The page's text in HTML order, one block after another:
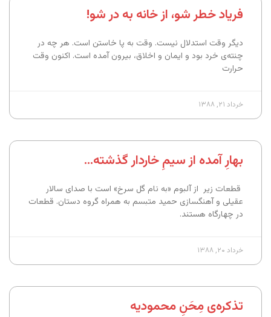
فریاد خطر شو، از خانه به در شو!
دیگر وقت استدلال نیست. وقت به پا خاستن است. هر چه در
چنته‌ی خرد بود و ایمان و اخلاق، بیرون آمده است. اکنون وقت
حرارت
خرداد ۲۱, ۱۳۸۸
بهارِ آمده از سیمِ خاردار گذشته…
قطعات زیر از آلبوم «به نام گل سرخ» است با صدای سالار
عقیلی و آهنگسازی حمید متبسم به همراه گروه دستان. قطعات
در چهارگاه هستند.
خرداد ۲۰, ۱۳۸۸
تذکره‌ی مِحَنِ محمودیه